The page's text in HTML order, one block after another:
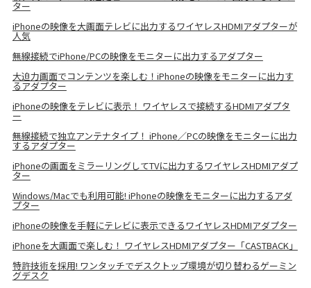
ター
iPhoneの映像を大画面テレビに出力するワイヤレスHDMIアダプターが
人気
無線接続でiPhone/PCの映像をモニターに出力するアダプター
大迫力画面でコンテンツを楽しむ！iPhoneの映像をモニターに出力す
るアダプター
iPhoneの映像をテレビに表示！ ワイヤレスで接続するHDMIアダプタ
ー
無線接続で独立アンテナタイプ！ iPhone／PCの映像をモニターに出力
するアダプター
iPhoneの画面をミラーリングしてTVに出力するワイヤレスHDMIアダプ
ター
Windows/Macでも利用可能! iPhoneの映像をモニターに出力するアダ
プター
iPhoneの映像を手軽にテレビに表示できるワイヤレスHDMIアダプター
iPhoneを大画面で楽しむ！ ワイヤレスHDMIアダプター「CASTBACK」
特許技術を採用! ワンタッチでデスクトップ環境が切り替わるゲーミン
グデスク